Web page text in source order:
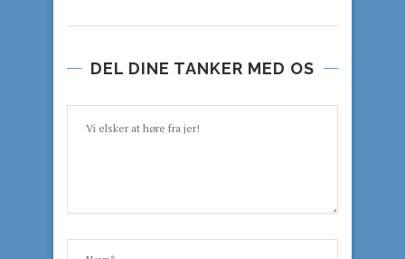
DEL DINE TANKER MED OS